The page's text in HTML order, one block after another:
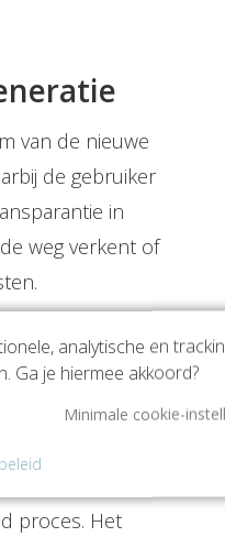
van de nieuwe
de gebruiker
in
weg verkent of
Sollf. De kunst
proces. Het
analytische en
Ga je hiermee akkoord?
Minimale cookie-